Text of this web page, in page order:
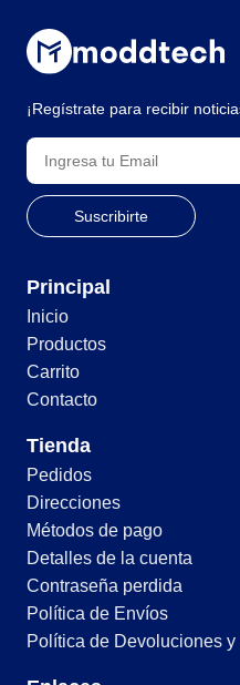
¡Regístrate para recibir
Principal
Inicio
Productos
Carrito
Contacto
Tienda
Pedidos
Direcciones
Métodos de pago
Detalles de la cuenta
Contraseña perdida
Política de Envíos
Política de Devoluciones